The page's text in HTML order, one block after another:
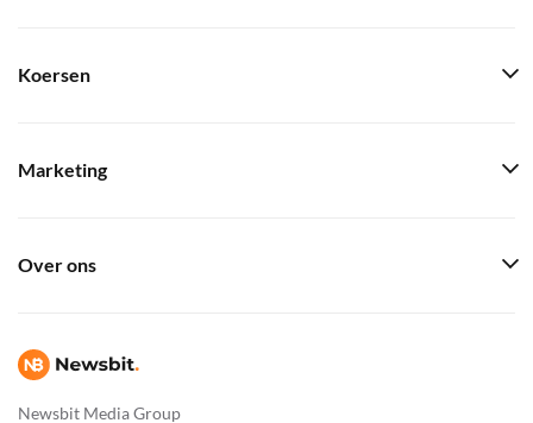
Newsbit Media Group
Koersen
Marketing
Over ons